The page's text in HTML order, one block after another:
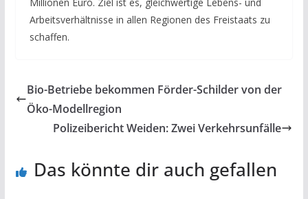
Arbeitsverhältnisse in allen Regionen des Freistaats zu
schaffen.
Bio-Betriebe bekommen Förder-Schilder von der
Öko-Modellregion
Polizeibericht Weiden: Zwei Verkehrsunfälle
Das könnte dir auch gefallen